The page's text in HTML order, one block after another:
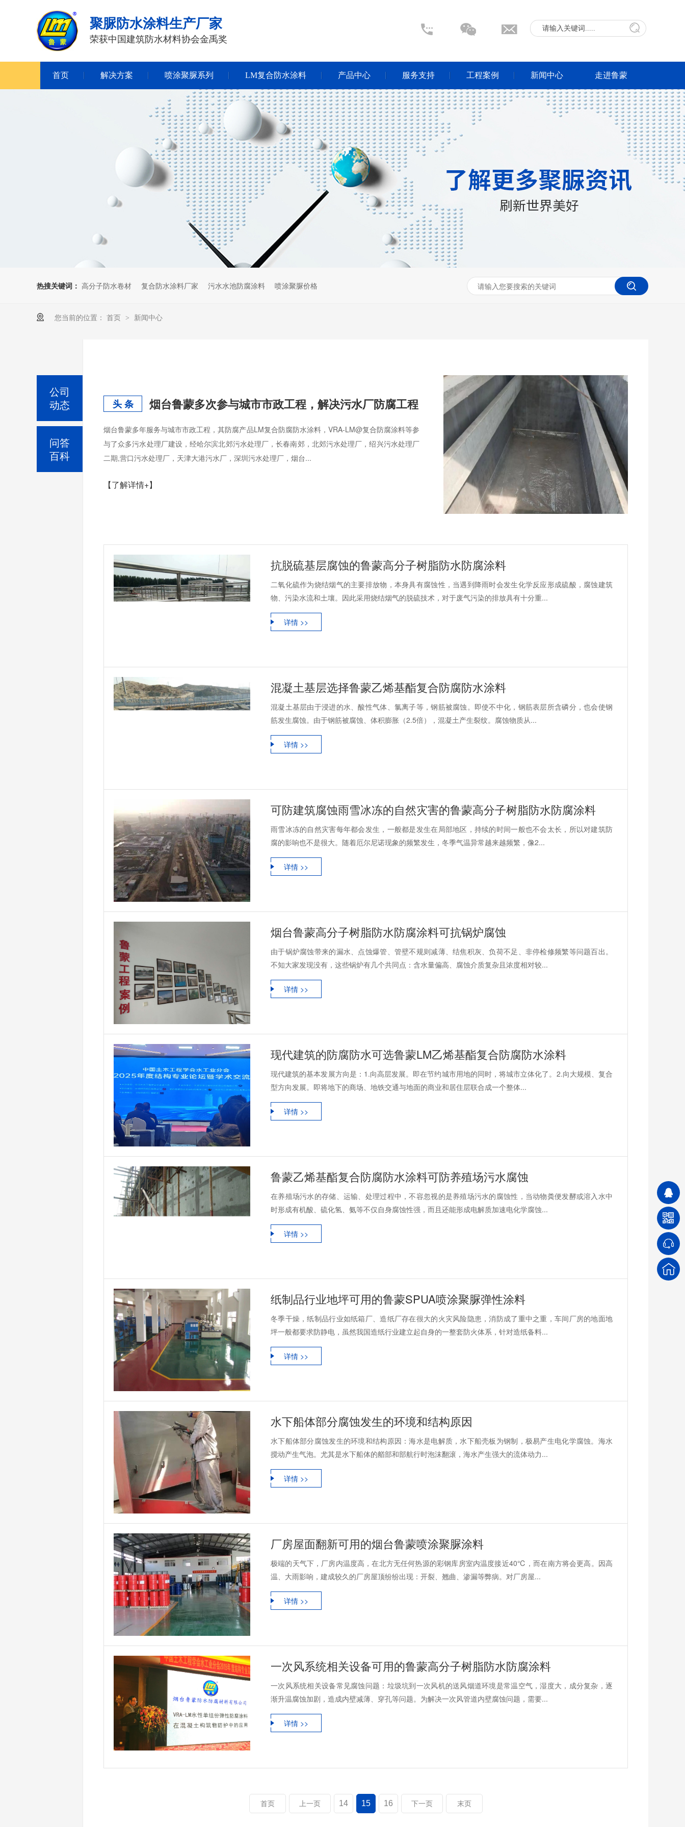
聚脲防水涂料生产厂家
荣获中国建筑防水材料协会金禹奖
首页 解决方案 喷涂聚脲系列 LM复合防水涂料 产品中心 服务支持 工程案例 新闻中心 走进鲁蒙
热搜关键词： 高分子防水卷材 复合防水涂料厂家 污水水池防腐涂料 喷涂聚脲价格
您当前的位置： 首页 > 新闻中心
头 条 烟台鲁蒙多次参与城市市政工程，解决污水厂防腐工程
烟台鲁蒙多年服务与城市市政工程，其防腐产品LM复合防腐防水涂料，VRA-LM@复合防腐涂料等参
与了众多污水处理厂建设，经哈尔滨北郊污水处理厂，长春南郊，北郊污水处理厂，绍兴污水处理厂
二期,营口污水处理厂，天津大港污水厂，深圳污水处理厂，烟台...
【了解详情+】
抗脱硫基层腐蚀的鲁蒙高分子树脂防水防腐涂料
二氧化硫作为烧结烟气的主要排放物，本身具有腐蚀性，当遇到降雨时会发生化学反应形成硫酸，腐蚀建筑
物、污染水流和土壤。因此采用烧结烟气的脱硫技术，对于废气污染的排放具有十分重...
详情 >>
混凝土基层选择鲁蒙乙烯基酯复合防腐防水涂料
混凝土基层由于浸进的水、酸性气体、氯离子等，钢筋被腐蚀。即使不中化，钢筋表层所含磷分，也会使钢
筋发生腐蚀。由于钢筋被腐蚀、体积膨胀（2.5倍），混凝土产生裂纹。腐蚀物质从...
详情 >>
可防建筑腐蚀雨雪冰冻的自然灾害的鲁蒙​高分子树脂防水防腐涂料
雨雪冰冻的自然灾害每年都会发生，一般都是发生在局部地区，持续的时间一般也不会太长，所以对建筑防
腐的影响也不是很大。随着厄尔尼诺现象的频繁发生，冬季气温异常越来越频繁，像2...
详情 >>
烟台鲁蒙高分子树脂防水防腐涂料可抗锅炉腐蚀
由于锅炉腐蚀带来的漏水、点蚀爆管、管壁不规则减薄、结焦积灰、负荷不足、非停检修频繁等问题百出。
不知大家发现没有，这些锅炉有几个共同点：含水量偏高、腐蚀介质复杂且浓度相对较...
详情 >>
现代建筑的防腐防水可选鲁蒙LM乙烯基酯复合防腐防水涂料
现代建筑的基本发展方向是：1.向高层发展。即在节约城市用地的同时，将城市立体化了。2.向大规模、复合
型方向发展。即将地下的商场、地铁交通与地面的商业和居住层联合成一个整体...
详情 >>
鲁蒙乙烯基酯复合防腐防水涂料可防养殖场污水腐蚀
在养殖场污水的存储、运输、处理过程中，不容忽视的是养殖场污水的腐蚀性，当动物粪便发酵或溶入水中
时形成有机酸、硫化氢、氨等不仅自身腐蚀性强，而且还能形成电解质加速电化学腐蚀...
详情 >>
纸制品行业地坪可用的鲁蒙SPUA喷涂聚脲弹性涂料
冬季干燥，纸制品行业如纸箱厂、造纸厂存在很大的火灾风险隐患，消防成了重中之重，车间厂房的地面地
坪一般都要求防静电，虽然我国造纸行业建立起自身的一整套防火体系，针对造纸备料...
详情 >>
水下船体部分腐蚀发生的环境和结构原因
水下船体部分腐蚀发生的环境和结构原因：海水是电解质，水下船壳板为钢制，极易产生电化学腐蚀。海水
搅动产生气泡。尤其是水下船体的艏部和部航行时泡沫翻滚，海水产生强大的流体动力...
详情 >>
厂房屋面翻新可用的烟台鲁蒙喷涂聚脲涂料
极端的天气下，厂房内温度高，在北方无任何热源的彩钢库房室内温度接近40℃，而在南方将会更高。因高
温、大雨影响，建成较久的厂房屋顶纷纷出现：开裂、翘曲、渗漏等弊病。对厂房屋...
详情 >>
一次风系统相关设备可用的鲁蒙高分子树脂防水防腐涂料
一次风系统相关设备常见腐蚀问题：垃圾坑到一次风机的送风烟道环境是常温空气，湿度大，成分复杂，逐
渐升温腐蚀加剧，造成内壁减薄、穿孔等问题。为解决一次风管道内壁腐蚀问题，需要...
详情 >>
首页 上一页 14 15 16 下一页 末页
公司
动态
问答
百科